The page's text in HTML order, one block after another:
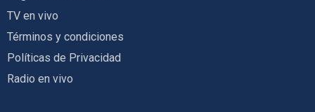
TV en vivo
Términos y condiciones
Políticas de Privacidad
Radio en vivo